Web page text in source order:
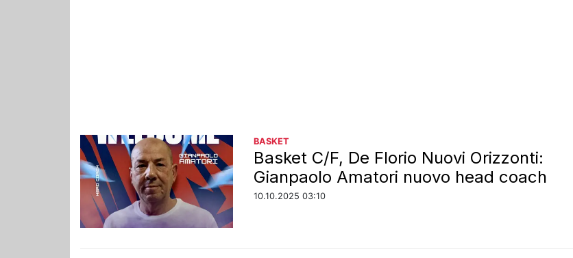
BASKET
Basket C/F, De Florio Nuovi Orizzonti:
Gianpaolo Amatori nuovo head coach
10.10.2025 03:10